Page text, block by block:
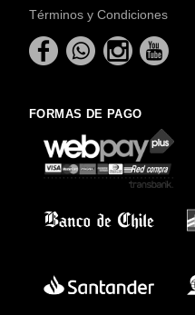
Términos y Condiciones
FORMAS DE PAGO